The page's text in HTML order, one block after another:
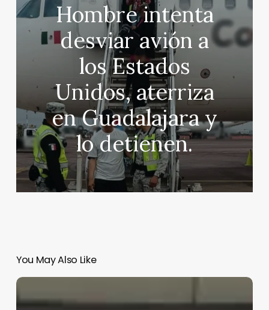
Hombre intenta
desviar avión a
los Estados
Unidos, aterriza
en Guadalajara y
lo detienen.
You May Also Like
Golpe
al